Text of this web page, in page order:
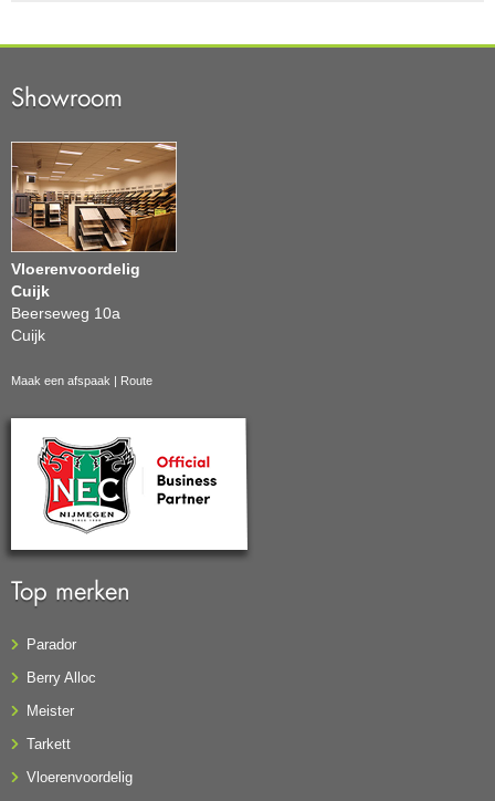
Showroom
Vloerenvoordelig
Cuijk
Beerseweg 10a
Cuijk
Maak een afspaak Route
Top merken
Parador
Berry Alloc
Meister
Tarkett
Vloerenvoordelig